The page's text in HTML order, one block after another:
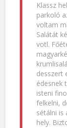
Klassz
parkoló
voltam
Salátát
votl.
desszert
édesnek
isteni
felkelni,
sétálni is
hely.